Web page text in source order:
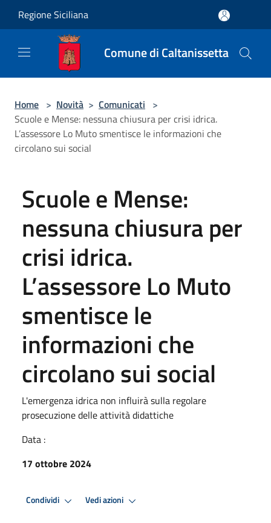
Regione Siciliana
Comune di Caltanissetta
Home > Novità > Comunicati >
Scuole e Mense: nessuna chiusura per crisi idrica.
L’assessore Lo Muto smentisce le informazioni che
circolano sui social
Scuole e Mense:
nessuna chiusura per
crisi idrica.
L’assessore Lo Muto
smentisce le
informazioni che
circolano sui social
L'emergenza idrica non influirà sulla regolare
prosecuzione delle attività didattiche
Data :
17 ottobre 2024
Condividi Vedi azioni